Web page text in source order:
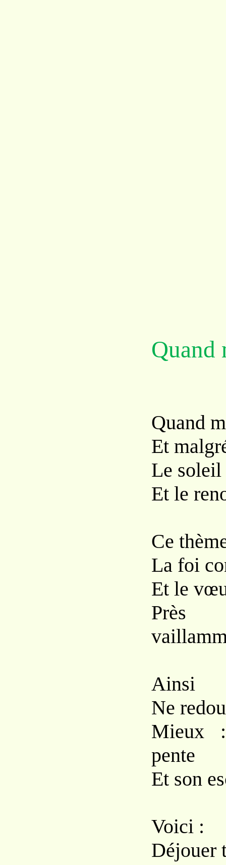
Quand
Quand
Et
Le
Et le
Ce
La foi
Et le
Près
Ainsi
Ne
Mieux
pente
Et son
Voici :
Déjouer